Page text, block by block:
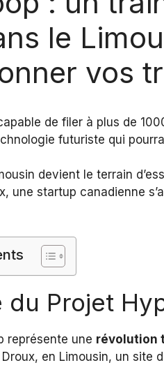
le
vos
de filer à plus de
futuriste qui
devient le terrain
une startup canadienne
du Projet
représente une révolution
en Limousin, un site